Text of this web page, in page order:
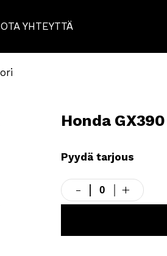
OTA YHTEYTTÄ
Honda
Pyydä tarjous
-
Honda
GX390
määrä
+